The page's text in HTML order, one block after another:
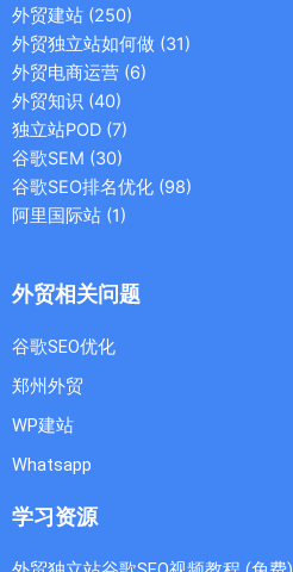
外贸建站 (250)
外贸独立站如何做 (31)
外贸电商运营 (6)
外贸知识 (40)
独立站POD (7)
谷歌SEM (30)
谷歌SEO排名优化 (98)
阿里国际站 (1)
外贸相关问题
谷歌SEO优化
郑州外贸
WP建站
Whatsapp
学习资源